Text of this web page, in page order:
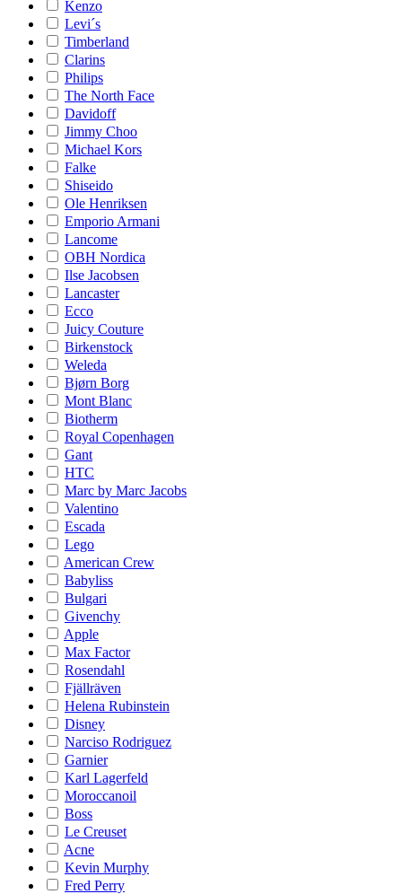
Kenzo
Levi´s
Timberland
Clarins
Philips
The North Face
Davidoff
Jimmy Choo
Michael Kors
Falke
Shiseido
Ole Henriksen
Emporio Armani
Lancome
OBH Nordica
Ilse Jacobsen
Lancaster
Ecco
Juicy Couture
Birkenstock
Weleda
Bjørn Borg
Mont Blanc
Biotherm
Royal Copenhagen
Gant
HTC
Marc by Marc Jacobs
Valentino
Escada
Lego
American Crew
Babyliss
Bulgari
Givenchy
Apple
Max Factor
Rosendahl
Fjällräven
Helena Rubinstein
Disney
Narciso Rodriguez
Garnier
Karl Lagerfeld
Moroccanoil
Boss
Le Creuset
Acne
Kevin Murphy
Fred Perry